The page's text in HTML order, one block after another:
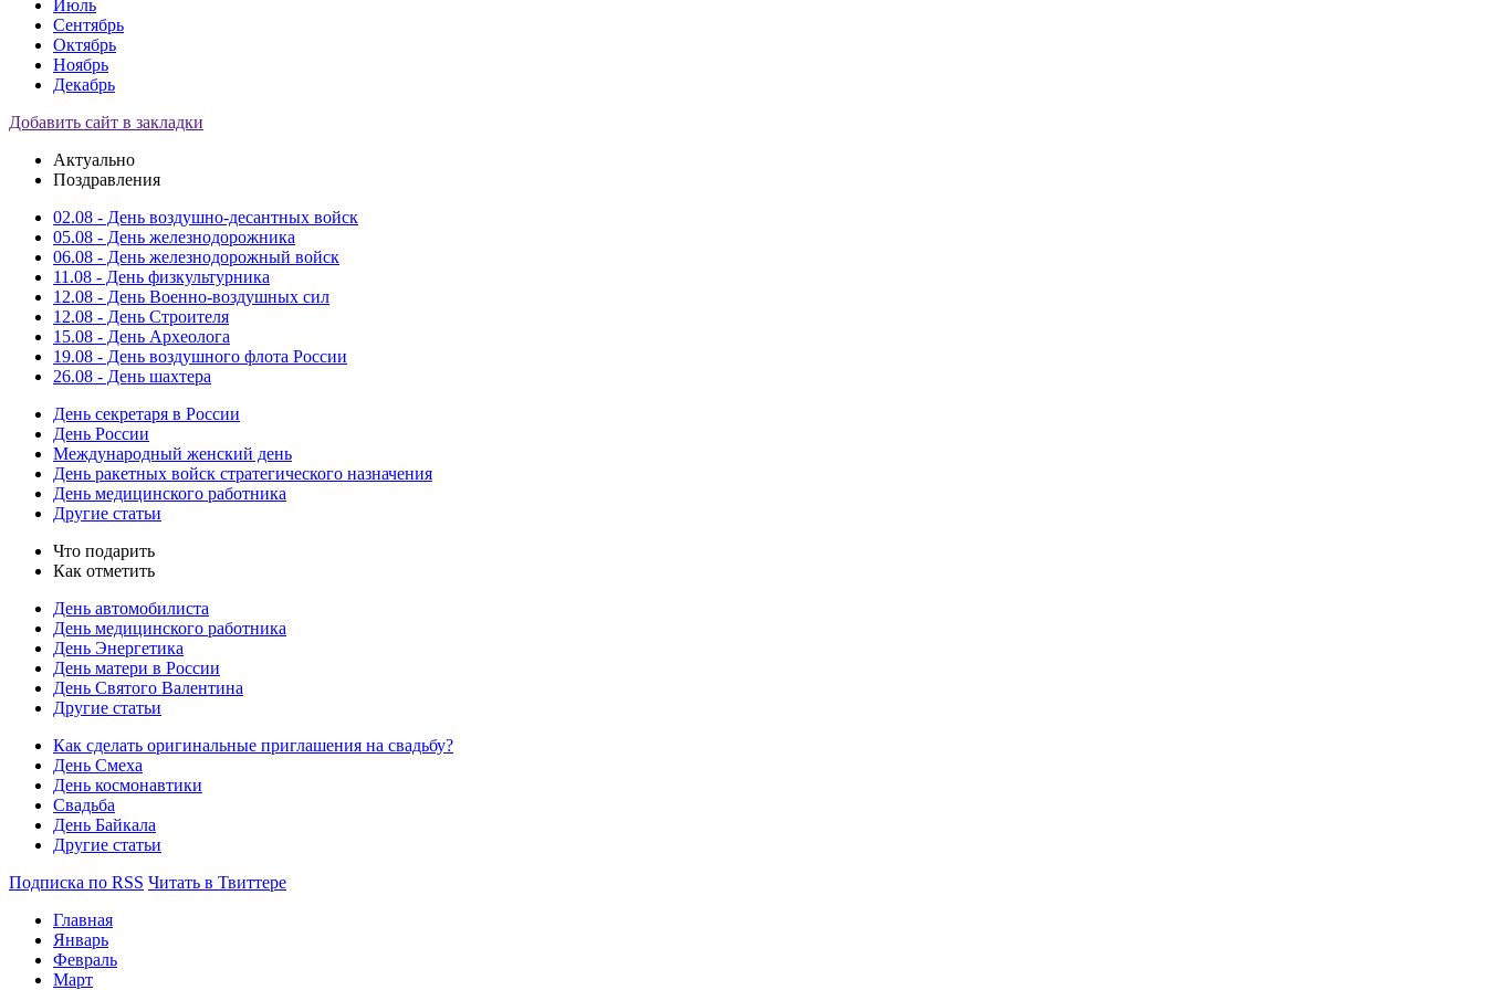
Июль
Сентябрь
Октябрь
Ноябрь
Декабрь
Добавить сайт в закладки
Актуально
Поздравления
02.08 - День воздушно-десантных войск
05.08 - День железнодорожника
06.08 - День железнодорожный войск
11.08 - День физкультурника
12.08 - День Военно-воздушных сил
12.08 - День Строителя
15.08 - День Археолога
19.08 - День воздушного флота России
26.08 - День шахтера
День секретаря в России
День России
Международный женский день
День ракетных войск стратегического назначения
День медицинского работника
Другие статьи
Что подарить
Как отметить
День автомобилиста
День медицинского работника
День Энергетика
День матери в России
День Святого Валентина
Другие статьи
Как сделать оригинальные приглашения на свадьбу?
День Смеха
День космонавтики
Свадьба
День Байкала
Другие статьи
Подписка по RSS Читать в Твиттере
Главная
Январь
Февраль
Март